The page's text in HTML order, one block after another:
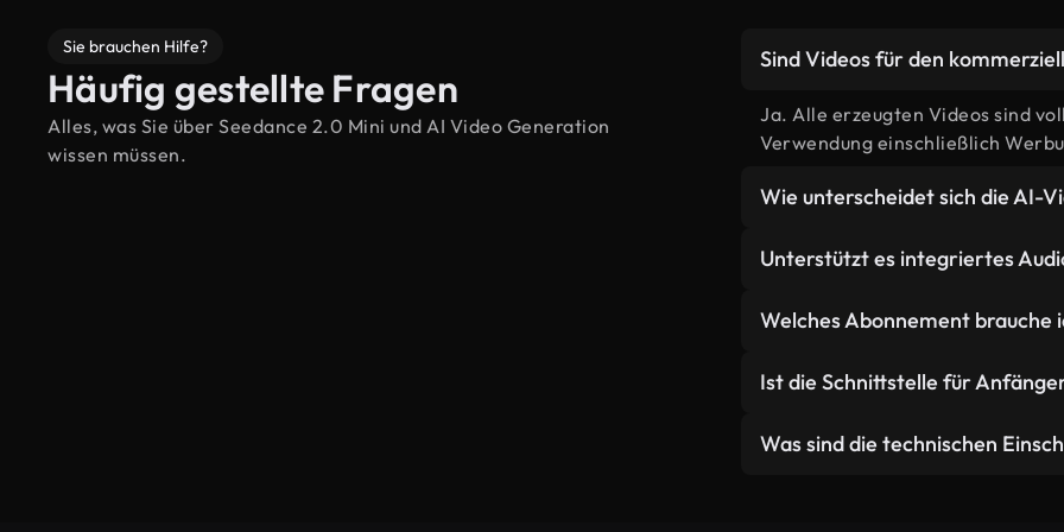
Sie brauchen Hilfe?
Häufig gestellte Fragen
Alles, was Sie über Seedance 2.0 Mini und AI Video Generation
wissen müssen.
Sind Videos für den
Ja. Alle erzeugten Videos sind
Verwendung einschließlich
Wie unterscheidet sich die AI-
zugeschnitten sind, im
Inhalte ohne
Unterstützt es integriertes
Bewegung und Atmosphäre Ihrer
Welches Abonnement
erhalten erhöhte Credits für
Ist die Schnittstelle für
Erfahrung in der
Was sind die technischen